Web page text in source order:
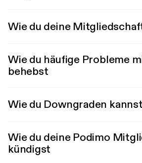
Wie du deine
Wie du häufige Probleme
behebst
Wie du Downgraden kannst
Wie du deine Podimo
kündigst